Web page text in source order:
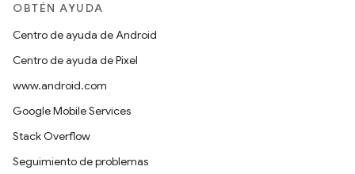
OBTÉN AYUDA
Centro de ayuda de Android
Centro de ayuda de Pixel
www.android.com
Google Mobile Services
Stack Overflow
Seguimiento de problemas